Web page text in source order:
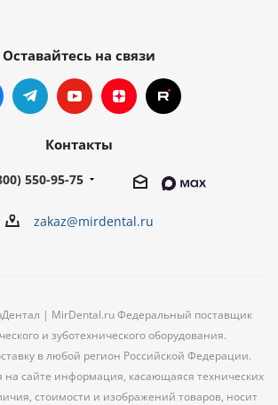
Оставайтесь на связи
Контакты
550-95-75
zakaz@mirdental.ru
| MirDental.ru Федеральный поставщик
и зуботехнического оборудования.
в любой регион Российской Федерации.
на сайте информация, касающаяся технических
стоимости и изображений товаров, носит